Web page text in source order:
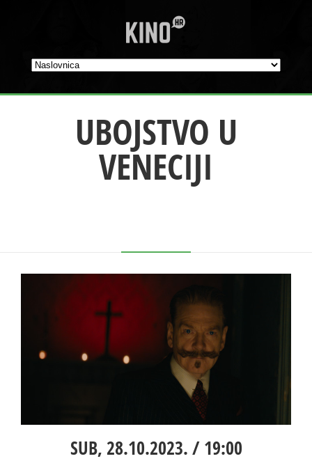
UBOJSTVO U
VENECIJI
SUB, 28.10.2023. / 19:00